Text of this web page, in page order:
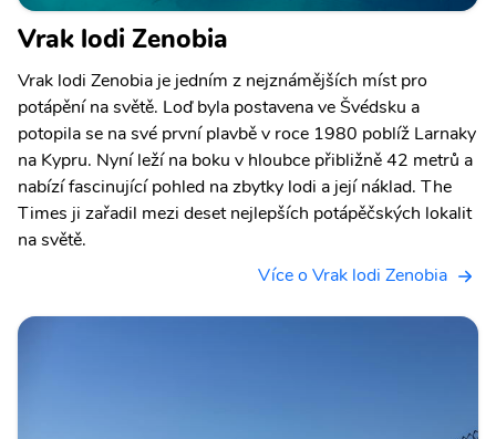
Vrak lodi Zenobia
Vrak lodi Zenobia je jedním z nejznámějších míst pro
potápění na světě. Loď byla postavena ve Švédsku a
potopila se na své první plavbě v roce 1980 poblíž Larnaky
na Kypru. Nyní leží na boku v hloubce přibližně 42 metrů a
nabízí fascinující pohled na zbytky lodi a její náklad. The
Times ji zařadil mezi deset nejlepších potápěčských lokalit
na světě.
Více o Vrak lodi Zenobia